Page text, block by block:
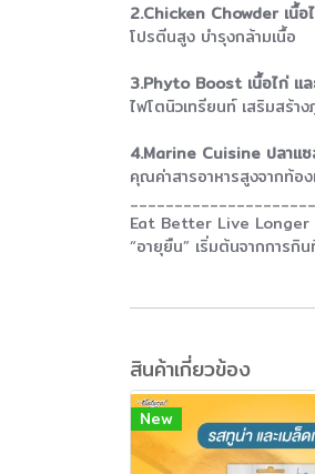
2.Chicken Chowder เนื้อ
โปรตีนสูง บำรุงกล้ามเนื้อ
3.Phyto Boost เนื้อไก่ แล
ไฟโตนิวเทรียนท์ เสริมสร้า
4.Marine Cuisine ปลาแ
คุณค่าสารอาหารสูงจากท้อง
Eat Better Live Longer
“อายุยืน” เริ่มต้นจากการกิ
สินค้าเกี่ยวข้อง
New